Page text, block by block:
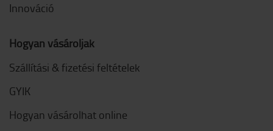
Innováció
Hogyan vásároljak
Szállítási & fizetési feltételek
GYIK
Hogyan vásárolhat online